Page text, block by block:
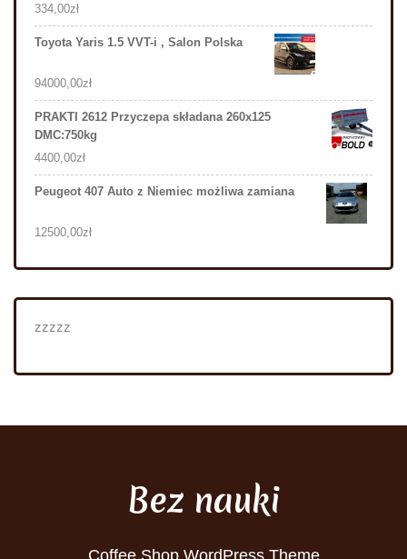
334,00zł
Toyota Yaris 1.5 VVT-i , Salon Polska
94000,00zł
PRAKTI 2612 Przyczepa składana 260x125
DMC:750kg
4400,00zł
Peugeot 407 Auto z Niemiec możliwa zamiana
12500,00zł
zzzzz
Bez nauki
Coffee Shop WordPress Theme